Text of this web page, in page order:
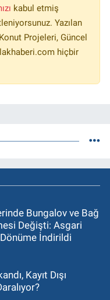
kabul etmiş
Yazılan
Projeleri, Güncel
hiçbir
Bungalov ve Bağ
Değişti: Asgari
İndirildi
Kayıt Dışı